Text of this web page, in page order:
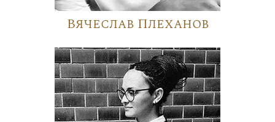
Вячеслав Плеханов